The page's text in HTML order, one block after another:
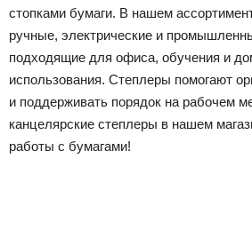
стопками бумаги. В нашем
ручные, электрические и
подходящие для офиса, обучения и
использования. Степлеры помогают
и поддерживать порядок на рабочем
канцелярские степлеры в нашем
работы с бумагами!